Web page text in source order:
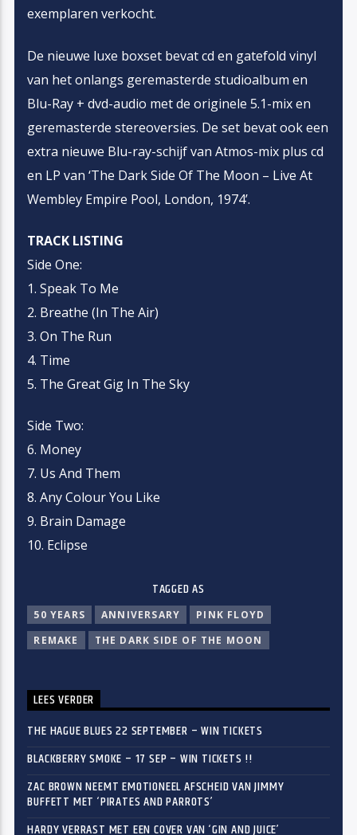
exemplaren verkocht.
De nieuwe luxe boxset bevat cd en gatefold vinyl
van het onlangs geremasterde studioalbum en
Blu-Ray + dvd-audio met de originele 5.1-mix en
geremasterde stereoversies. De set bevat ook een
extra nieuwe Blu-ray-schijf van Atmos-mix plus cd
en LP van ‘The Dark Side Of The Moon – Live At
Wembley Empire Pool, London, 1974’.
TRACK LISTING
Side One:
1. Speak To Me
2. Breathe (In The Air)
3. On The Run
4. Time
5. The Great Gig In The Sky
Side Two:
6. Money
7. Us And Them
8. Any Colour You Like
9. Brain Damage
10. Eclipse
TAGGED AS
50 YEARS ANNIVERSARY
PINK FLOYD
REMAKE
THE DARK SIDE OF THE MOON
LEES VERDER
THE HAGUE BLUES 22 SEPTEMBER – WIN TICKETS
BLACKBERRY SMOKE – 17 SEP – WIN TICKETS !!
ZAC BROWN NEEMT EMOTIONEEL AFSCHEID VAN JIMMY
BUFFETT MET ‘PIRATES AND PARROTS’
HARDY VERRAST MET EEN COVER VAN ‘GIN AND JUICE’